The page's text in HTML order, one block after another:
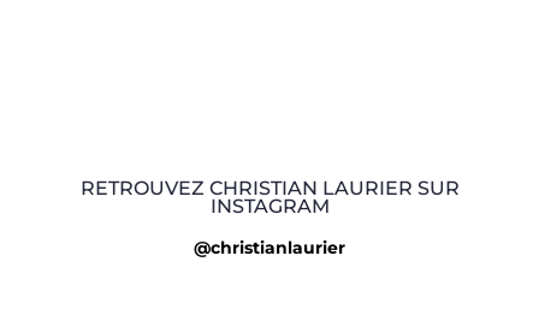
RETROUVEZ CHRISTIAN LAURIER SUR
INSTAGRAM
@christianlaurier